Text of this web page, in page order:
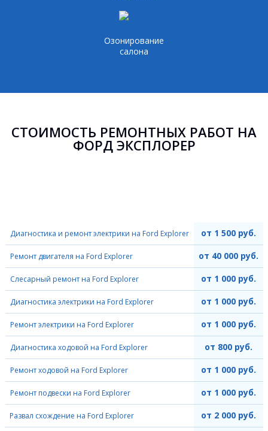
Озонирование
салона
СТОИМОСТЬ РЕМОНТНЫХ РАБОТ НА
ФОРД ЭКСПЛОРЕР
Диагностика и ремонт электрики на Ford Explorer от 1 500 руб.
Ремонт двигателя на Ford Explorer от 40 000 руб.
Слесарный ремонт на Ford Explorer от 1 000 руб.
Диагностика электрики на Ford Explorer от 1 000 руб.
Ремонт электрики на Ford Explorer от 1 000 руб.
Диагностика ходовой на Ford Explorer от 800 руб.
Ремонт ходовой на Ford Explorer от 1 000 руб.
Ремонт подвески на Ford Explorer от 1 000 руб.
Развал схождение на Ford Explorer от 2 000 руб.